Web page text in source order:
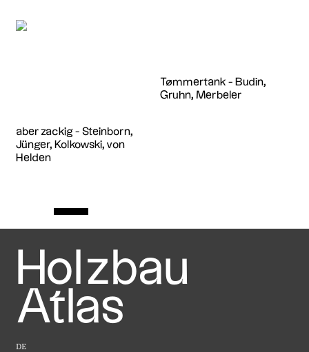
Tømmertank - Budin,
Gruhn, Merbeler
aber zackig - Steinborn,
Jünger, Kolkowski, von
Helden
Holzbau
Atlas
DE